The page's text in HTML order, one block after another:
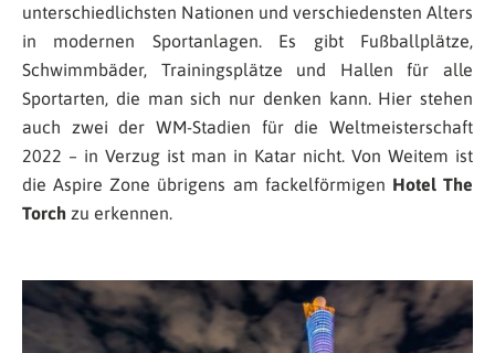
unterschiedlichsten Nationen und verschiedensten Alters
in modernen Sportanlagen. Es gibt Fußballplätze,
Schwimmbäder, Trainingsplätze und Hallen für alle
Sportarten, die man sich nur denken kann. Hier stehen
auch zwei der WM-Stadien für die Weltmeisterschaft
2022 – in Verzug ist man in Katar nicht. Von Weitem ist
die Aspire Zone übrigens am fackelförmigen Hotel The
Torch zu erkennen.